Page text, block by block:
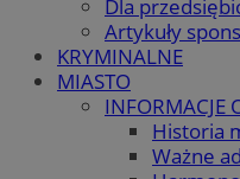
Dla
Artykuły
KRYMINALNE
MIASTO
INFORMACJE
Historia
Ważne